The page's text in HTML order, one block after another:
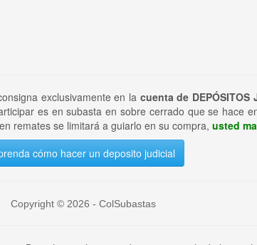
exclusivamente en lacuenta de DEPÓSITOS
es en subasta en sobre cerrado que se hace
remates se limitará a guiarlo en su compra, usted
cómo hacer un deposito judicial
Copyright © 2026 - ColSubastas